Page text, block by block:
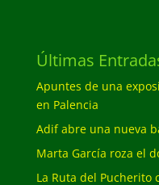
Últimas
Apuntes de una
en Palencia
Adif abre una nueva
Marta García roza el
La Ruta del Pucherito